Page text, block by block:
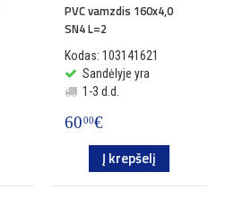
PVC vamzdis 160x4,0
SN4 L=2
Kodas: 103141621
Sandėlyje yra
1-3 d.d.
6000€
Į krepšelį